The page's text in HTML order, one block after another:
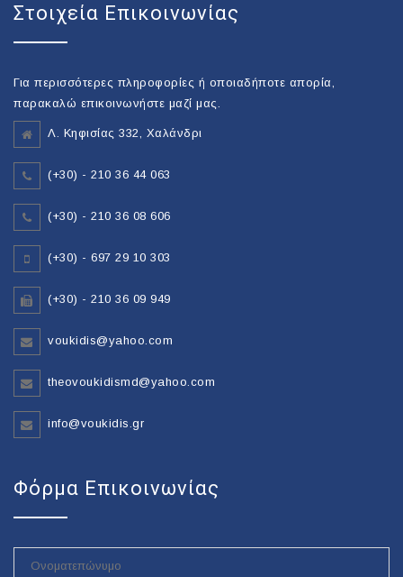
Στοιχεία Επικοινωνίας
Για περισσότερες πληροφορίες ή οποιαδήποτε απορία,
παρακαλώ επικοινωνήστε μαζί μας.
Λ. Κηφισίας 332, Χαλάνδρι
(+30) - 210 36 44 063
(+30) - 210 36 08 606
(+30) - 697 29 10 303
(+30) - 210 36 09 949
voukidis@yahoo.com
theovoukidismd@yahoo.com
info@voukidis.gr
Φόρμα Επικοινωνίας